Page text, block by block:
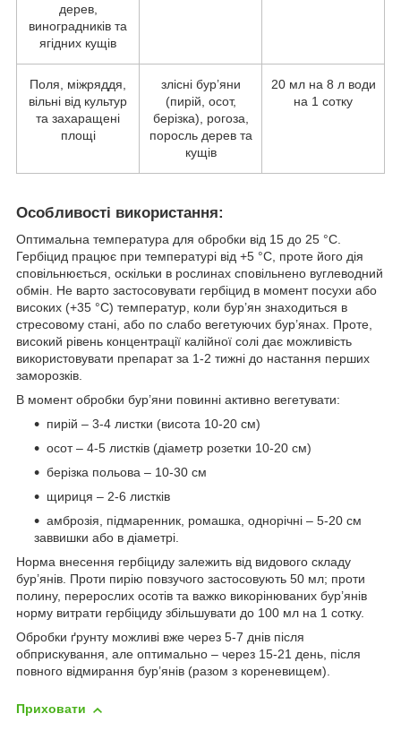
дерев,
виноградників та
ягідних кущів
Поля, міжряддя,
вільні від культур
та захаращені
площі
злісні бур’яни
(пирій, осот,
берізка), рогоза,
поросль дерев та
кущів
20 мл на 8 л води
на 1 сотку
Особливості використання:
Оптимальна температура для обробки від 15 до 25 °С.
Гербіцид працює при температурі від +5 °С, проте його дія
сповільнюється, оскільки в рослинах сповільнено вуглеводний
обмін. Не варто застосовувати гербіцид в момент посухи або
високих (+35 °С) температур, коли бур’ян знаходиться в
стресовому стані, або по слабо вегетуючих бур’янах. Проте,
високий рівень концентрації калійної солі дає можливість
використовувати препарат за 1-2 тижні до настання перших
заморозків.
В момент обробки бур’яни повинні активно вегетувати:
пирій – 3-4 листки (висота 10-20 см)
осот – 4-5 листків (діаметр розетки 10-20 см)
берізка польова – 10-30 см
щириця – 2-6 листків
амброзія, підмаренник, ромашка, однорічні – 5-20 см
заввишки або в діаметрі.
Норма внесення гербіциду залежить від видового складу
бур’янів. Проти пирію повзучого застосовують 50 мл; проти
полину, перерослих осотів та важко викорінюваних бур’янів
норму витрати гербіциду збільшувати до 100 мл на 1 сотку.
Обробки ґрунту можливі вже через 5-7 днів після
обприскування, але оптимально – через 15-21 день, після
повного відмирання бур’янів (разом з кореневищем).
Приховати